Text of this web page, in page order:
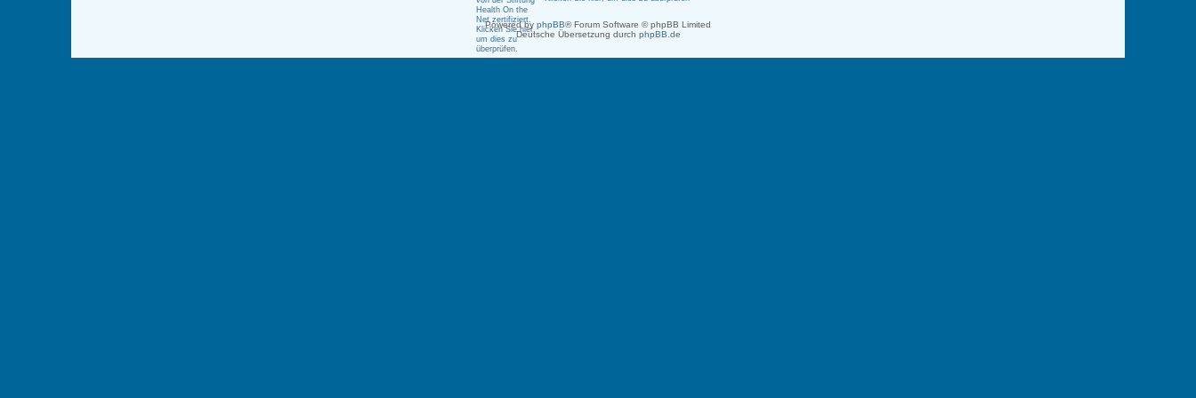
Powered by phpBB® Forum Software © phpBB Limited
Deutsche Übersetzung durch phpBB.de